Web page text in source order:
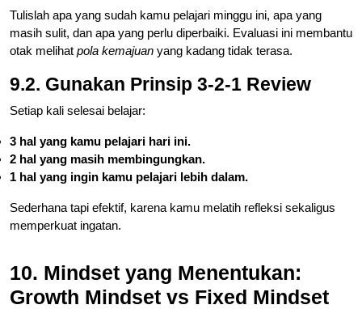
Tulislah apa yang sudah kamu pelajari minggu ini, apa yang
masih sulit, dan apa yang perlu diperbaiki. Evaluasi ini membantu
otak melihat pola kemajuan yang kadang tidak terasa.
9.2. Gunakan Prinsip 3-2-1 Review
Setiap kali selesai belajar:
3 hal yang kamu pelajari hari ini.
2 hal yang masih membingungkan.
1 hal yang ingin kamu pelajari lebih dalam.
Sederhana tapi efektif, karena kamu melatih refleksi sekaligus
memperkuat ingatan.
10. Mindset yang Menentukan:
Growth Mindset vs Fixed Mindset